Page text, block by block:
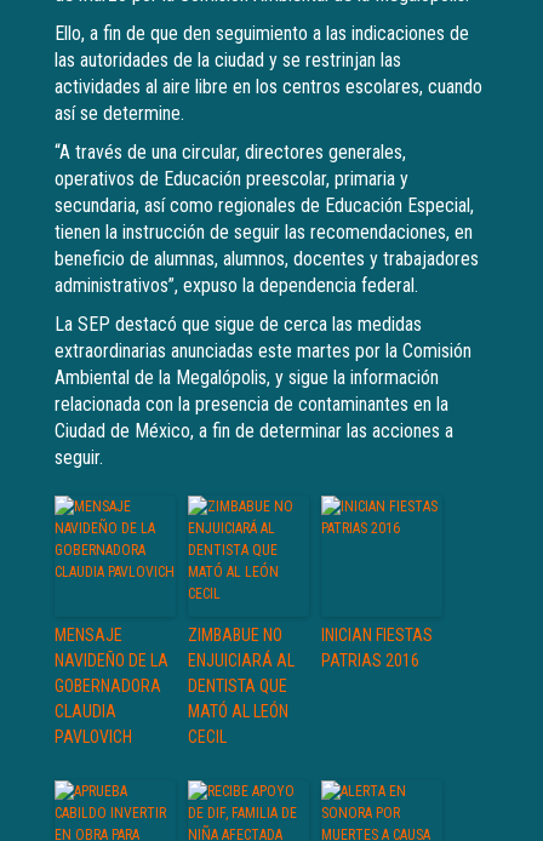
Ello, a fin de que den seguimiento a las indicaciones de
las autoridades de la ciudad y se restrinjan las
actividades al aire libre en los centros escolares, cuando
así se determine.
“A través de una circular, directores generales,
operativos de Educación preescolar, primaria y
secundaria, así como regionales de Educación Especial,
tienen la instrucción de seguir las recomendaciones, en
beneficio de alumnas, alumnos, docentes y trabajadores
administrativos”, expuso la dependencia federal.
La SEP destacó que sigue de cerca las medidas
extraordinarias anunciadas este martes por la Comisión
Ambiental de la Megalópolis, y sigue la información
relacionada con la presencia de contaminantes en la
Ciudad de México, a fin de determinar las acciones a
seguir.
MENSAJE
NAVIDEÑO DE LA
GOBERNADORA
CLAUDIA
PAVLOVICH
ZIMBABUE NO
ENJUICIARÁ AL
DENTISTA QUE
MATÓ AL LEÓN
CECIL
INICIAN FIESTAS
PATRIAS 2016